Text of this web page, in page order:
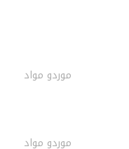
موردو مواد
موردو مواد